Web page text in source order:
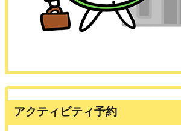
アクティビティ予約